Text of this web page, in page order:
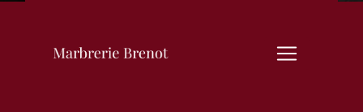
marbrerie funéraire